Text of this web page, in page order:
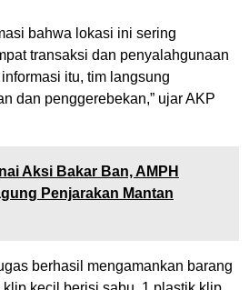
bahwa lokasi ini sering
transaksi dan penyalahgunaan
itu, tim langsung
dan penggerebekan,” ujar AKP
Aksi Bakar Ban, AMPH
Penjarakan Mantan
berhasil mengamankan barang